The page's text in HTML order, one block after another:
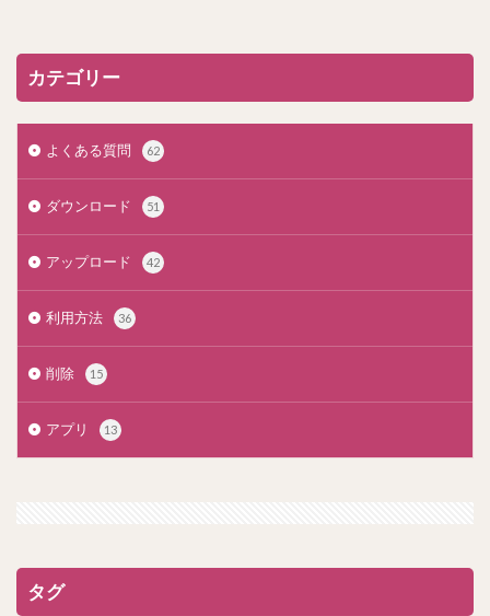
カテゴリー
よくある質問 62
ダウンロード 51
アップロード 42
利用方法 36
削除 15
アプリ 13
タグ